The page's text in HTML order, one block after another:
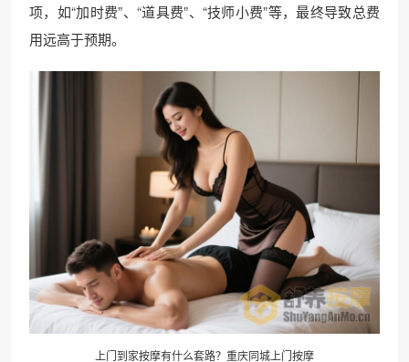
项，如“加时费”、“道具费”、“技师小费”等，最终导致总费
用远高于预期。
上门到家按摩有什么套路？重庆同城上门按摩